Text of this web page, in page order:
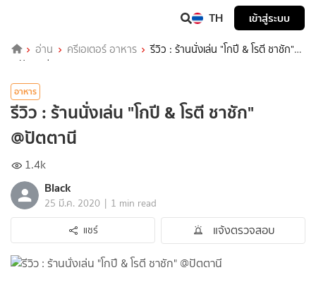
TH เข้าสู่ระบบ
อ่าน ครีเอเตอร์ อาหาร
รีวิว : ร้านนั่งเล่น "โกปี & โรตี ชาชัก"
@ปัตตานี
อาหาร
รีวิว : ร้านนั่งเล่น "โกปี & โรตี ชาชัก"
@ปัตตานี
1.4k
Black
25 มี.ค. 2020 | 1 min read
แชร์
แจ้งตรวจสอบ